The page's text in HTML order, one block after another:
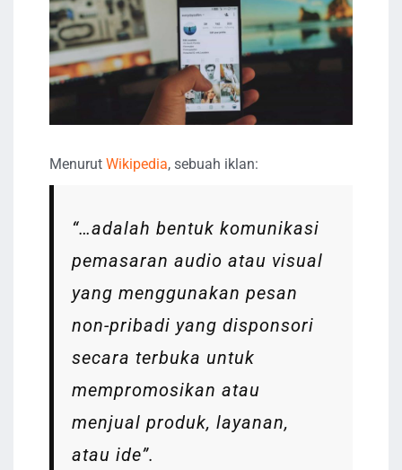
Menurut Wikipedia, sebuah iklan:
“…adalah bentuk komunikasi
pemasaran audio atau visual
yang menggunakan pesan
non-pribadi yang disponsori
secara terbuka untuk
mempromosikan atau
menjual produk, layanan,
atau ide”.